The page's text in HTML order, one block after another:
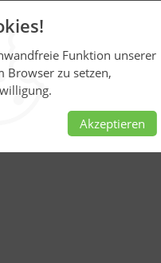
Funktion unserer
Browser zu setzen,
Akzeptieren